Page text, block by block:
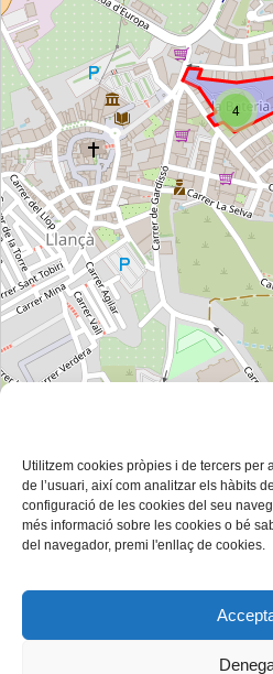
Utilitzem cookies pròpies i de tercers per
de l’usuari, així com analitzar els hàbits
configuració de les cookies del seu
més informació sobre les cookies o bé
del navegador, premi l'enllaç de cookies.
4
Can Marly (Edifici principal)
Carrer de Rafael Estela, 18, la
Catalunya, 17490, España
Espai Jove (Complex Can Marly,
Catalunya, 17490, España
Casal d'Avis (Complex Can
Carrer Cabrafiga, 15, la Bateria,